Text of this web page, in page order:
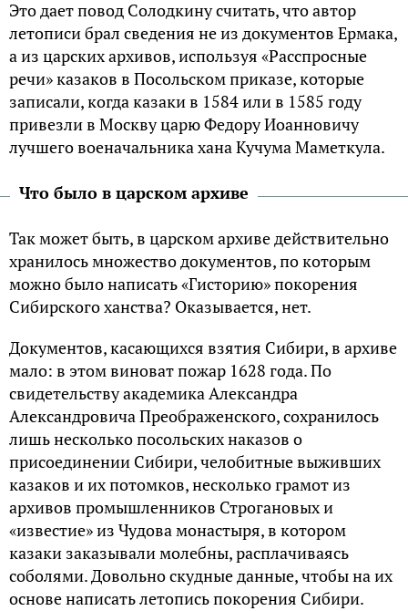
Это дает повод Солодкину считать, что автор
летописи брал сведения не из документов Ермака,
а из царских архивов, используя «Расспросные
речи» казаков в Посольском приказе, которые
записали, когда казаки в 1584 или в 1585 году
привезли в Москву царю Федору Иоанновичу
лучшего военачальника хана Кучума Маметкула.
Что было в царском архиве
Так может быть, в царском архиве действительно
хранилось множество документов, по которым
можно было написать «Гисторию» покорения
Сибирского ханства? Оказывается, нет.
Документов, касающихся взятия Сибири, в архиве
мало: в этом виноват пожар 1628 года. По
свидетельству академика Александра
Александровича Преображенского, сохранилось
лишь несколько посольских наказов о
присоединении Сибири, челобитные выживших
казаков и их потомков, несколько грамот из
архивов промышленников Строгановых и
«известие» из Чудова монастыря, в котором
казаки заказывали молебны, расплачиваясь
соболями. Довольно скудные данные, чтобы на их
основе написать летопись покорения Сибири.